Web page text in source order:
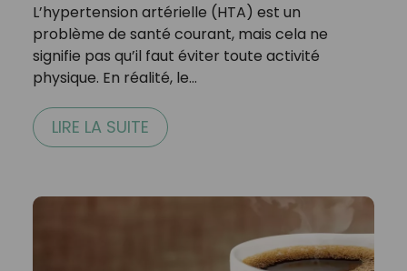
L’hypertension artérielle (HTA) est un
problème de santé courant, mais cela ne
signifie pas qu’il faut éviter toute activité
physique. En réalité, le…
LIRE LA SUITE